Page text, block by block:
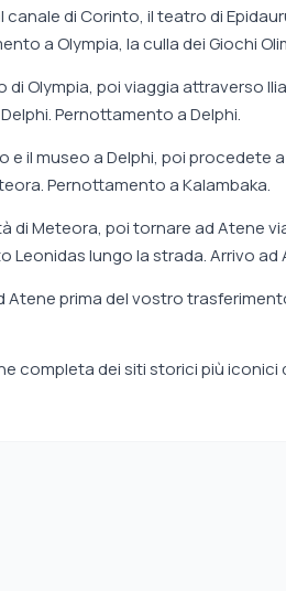
canale di Corinto, il teatro di
a Olympia, la culla dei Giochi
Olympia, poi viaggia attraverso
Pernottamento a Delphi.
il museo a Delphi, poi procedete
Pernottamento a Kalambaka.
di Meteora, poi tornare ad Atene
Leonidas lungo la strada. Arrivo ad
Atene prima del vostro
completa dei siti storici più iconici